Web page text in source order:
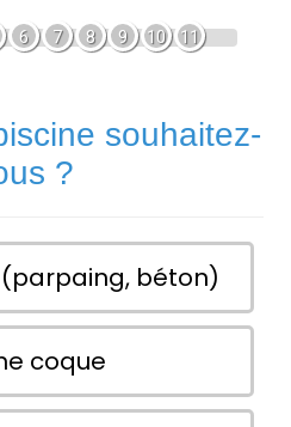
6 7 8 9 10 11
souhaitez-
?
(parpaing, béton)
coque